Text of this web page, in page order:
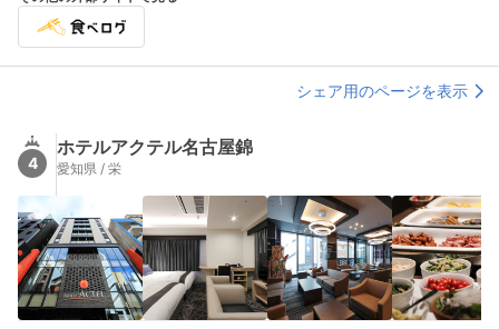
シェア用のページを表示
4
ホテルアクテル名古屋錦
愛知県 / 栄